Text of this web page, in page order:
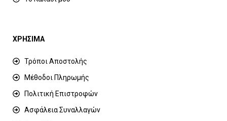
ΧΡΗΣΙΜΑ
Τρόποι Αποστολής
Μέθοδοι Πληρωμής
Πολιτική Επιστροφών
Ασφάλεια Συναλλαγών